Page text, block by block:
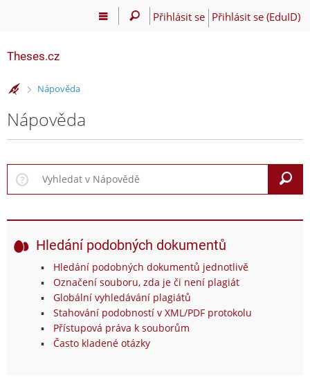
Přihlásit se Přihlásit se (EduID)
Theses.cz
>Nápověda
Nápověda
Hledání podobných dokumentů
Hledání podobných dokumentů jednotlivě
Označení souboru, zda je či není plagiát
Globální vyhledávání plagiátů
Stahování podobností v XML/PDF protokolu
Přístupová práva k souborům
Často kladené otázky